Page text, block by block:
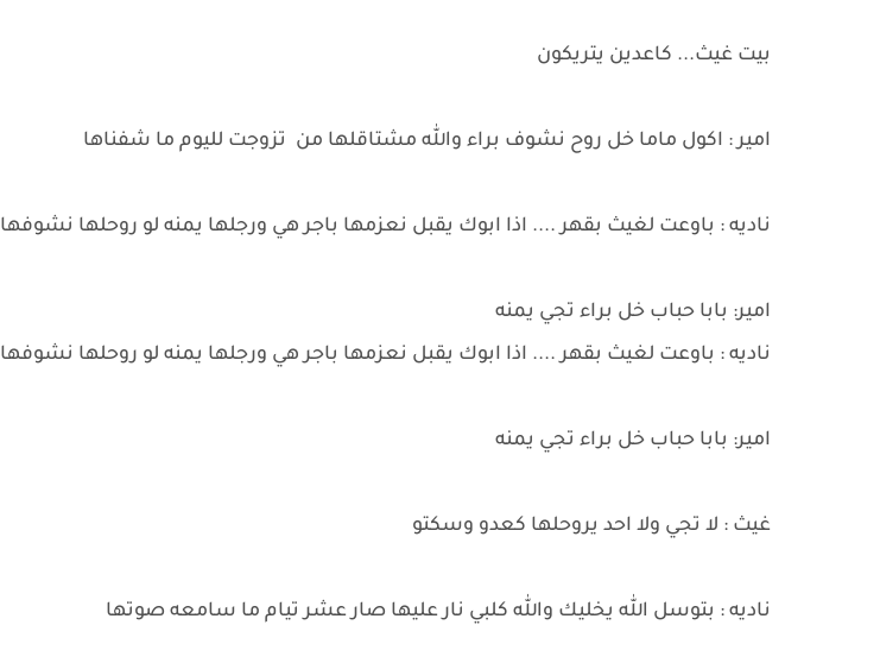
بيت غيث... كاعدين يتريكون
امير : اكول ماما خل روح نشوف براء والله مشتاقلها من تزوجت لليوم ما شفناها
ناديه : باوعت لغيث بقهر .... اذا ابوك يقبل نعزمها باجر هي ورجلها يمنه لو روحلها نشوفها
امير: بابا حباب خل براء تجي يمنه
ناديه : باوعت لغيث بقهر .... اذا ابوك يقبل نعزمها باجر هي ورجلها يمنه لو روحلها نشوفها
امير: بابا حباب خل براء تجي يمنه
غيث : لا تجي ولا احد يروحلها كعدو وسكتو
ناديه : بتوسل الله يخليك والله كلبي نار عليها صار عشر تيام ما سامعه صوتها